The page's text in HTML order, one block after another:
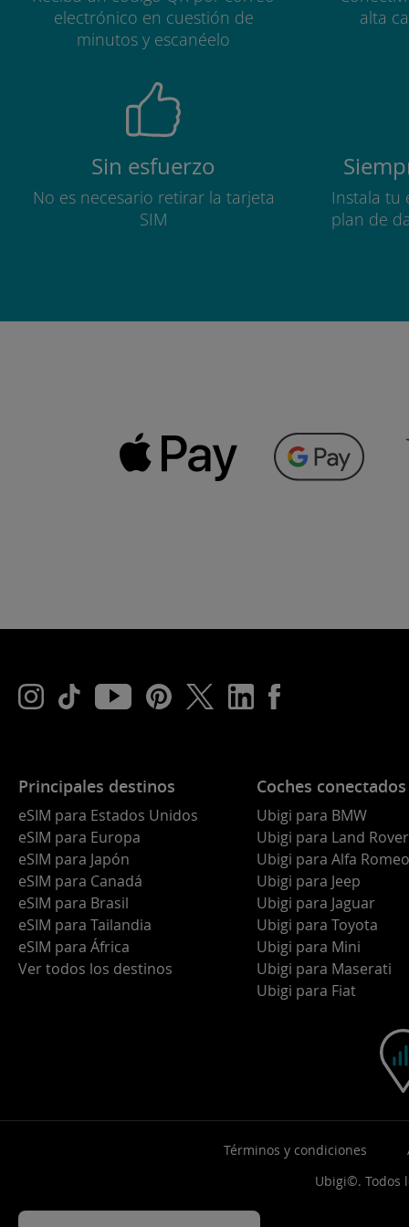
electrónico en cuestión de
minutos y escanéelo
alta
Sin esfuerzo
No es necesario retirar la tarjeta
SIM
Instala tu
plan de
Principales destinos
eSIM para Estados Unidos
eSIM para Europa
eSIM para Japón
eSIM para Canadá
eSIM para Brasil
eSIM para Tailandia
eSIM para África
Ver todos los destinos
Coches conectados
Ubigi para BMW
Ubigi para Land Rover
Ubigi para Alfa Romeo
Ubigi para Jeep
Ubigi para Jaguar
Ubigi para Toyota
Ubigi para Mini
Ubigi para Maserati
Ubigi para Fiat
Términos y condiciones
Ubigi©. Todos